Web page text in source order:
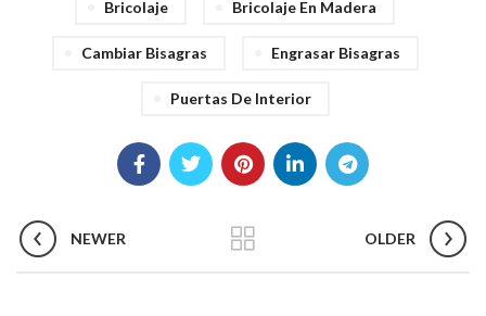
Bricolaje Bricolaje En Madera
Cambiar Bisagras Engrasar Bisagras
Puertas De Interior
NEWER OLDER